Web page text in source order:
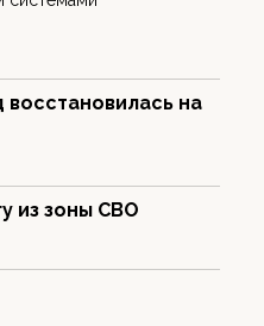
восстановилась на
из зоны СВО